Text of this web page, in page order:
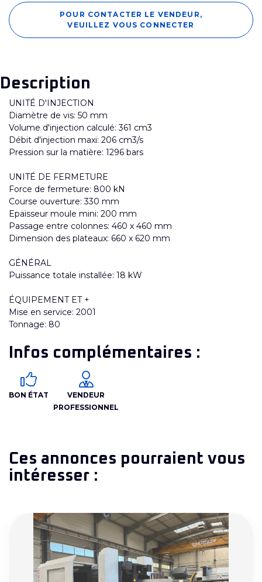
POUR CONTACTER LE VENDEUR,
VEUILLEZ VOUS CONNECTER
Description
UNITÉ D'INJECTION
Diamètre de vis: 50 mm
Volume d'injection calculé: 361 cm3
Débit d'injection maxi: 206 cm3/s
Pression sur la matière: 1296 bars
UNITÉ DE FERMETURE
Force de fermeture: 800 kN
Course ouverture: 330 mm
Epaisseur moule mini: 200 mm
Passage entre colonnes: 460 x 460 mm
Dimension des plateaux: 660 x 620 mm
GÉNÉRAL
Puissance totale installée: 18 kW
ÉQUIPEMENT ET +
Mise en service: 2001
Tonnage: 80
Infos complémentaires :
BON ÉTAT
VENDEUR
PROFESSIONNEL
Ces annonces pourraient vous
intéresser :